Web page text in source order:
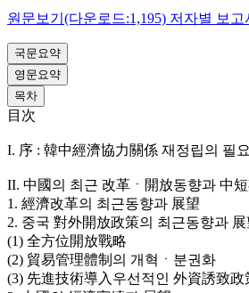
원문보기(다운로드:1,195) 저자별 보고
국문요약
영문요약
목차
目次
I. 序 : 韓中經濟協力關係 재정립의 필
II. 中國의 최근 改革ㆍ開放동향과 中
1. 經濟改革의 최근동향과 展望
2. 중국 對外開放政策의 최근동향과 展
(1) 全方位開放戰略
(2) 貿易管理體制의 개혁ㆍ분권화
(3) 先進技術導入우선적인 外資誘致政